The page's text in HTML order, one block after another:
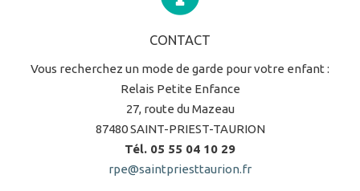
CONTACT
Vous recherchez un mode de garde pour votre enfant :
Relais Petite Enfance
27, route du Mazeau
87480 SAINT-PRIEST-TAURION
Tél. 05 55 04 10 29
rpe@saintpriesttaurion.fr